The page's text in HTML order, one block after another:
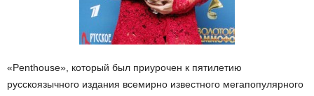
«Penthouse», который был приурочен к пятилетию
русскоязычного издания всемирно известного мегапопулярного